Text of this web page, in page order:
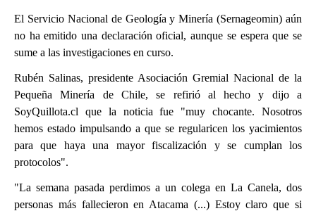
El Servicio Nacional de Geología y Minería (Sernageomin) aún
no ha emitido una declaración oficial, aunque se espera que se
sume a las investigaciones en curso.
Rubén Salinas, presidente Asociación Gremial Nacional de la
Pequeña Minería de Chile, se refirió al hecho y dijo a
SoyQuillota.cl que la noticia fue "muy chocante. Nosotros
hemos estado impulsando a que se regularicen los yacimientos
para que haya una mayor fiscalización y se cumplan los
protocolos".
"La semana pasada perdimos a un colega en La Canela, dos
personas más fallecieron en Atacama (...) Estoy claro que si